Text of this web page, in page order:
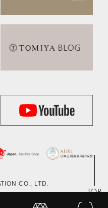
TOP
CO., LTD.